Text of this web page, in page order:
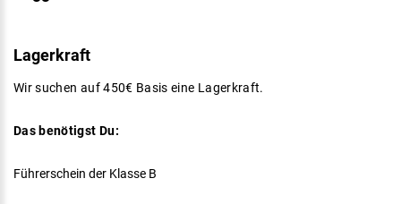
Lagerkraft
Wir suchen auf 450€ Basis eine Lagerkraft.
Das benötigst Du:
Führerschein der Klasse B